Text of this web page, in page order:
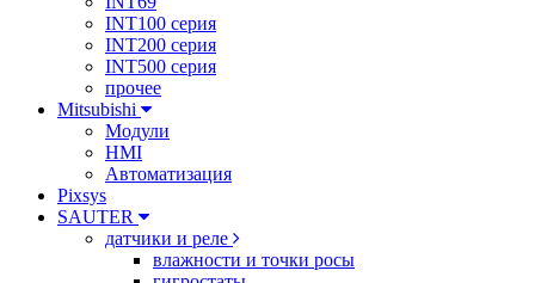
INT100 серия
INT200 серия
INT500 серия
прочее
Mitsubishi
Модули
HMI
Автоматизация
Pixsys
SAUTER
датчики и реле
влажности и точки росы